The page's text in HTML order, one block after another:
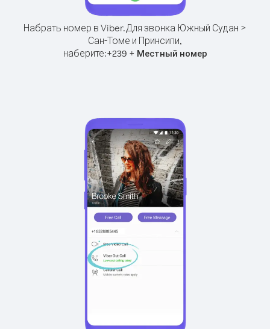
Набрать номер в Viber.Для звонка Южный Судан >
Сан-Томе и Принсипи,
наберите:+239 + Местный номер